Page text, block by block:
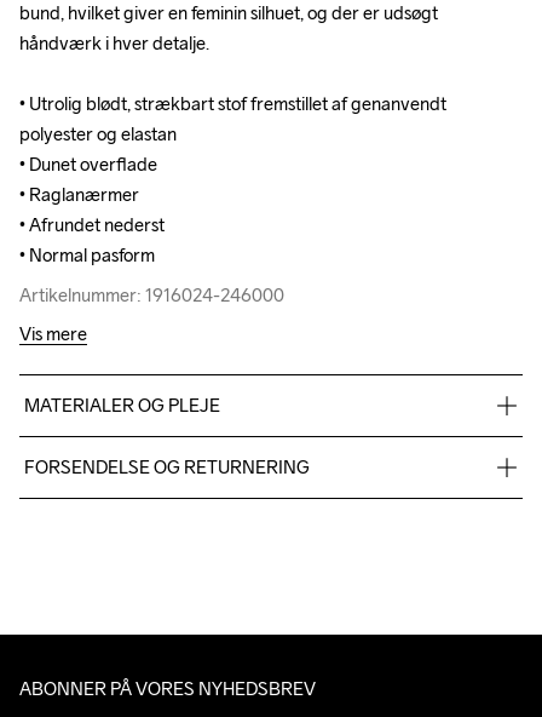
bund, hvilket giver en feminin silhuet, og der er udsøgt
håndværk i hver detalje.
• Utrolig blødt, strækbart stof fremstillet af genanvendt
polyester og elastan
• Dunet overflade
• Raglanærmer
• Afrundet nederst
• Normal pasform
Artikelnummer: 1916024-246000
bund, hvilket giver en feminin silhuet, og der er udsøgt
håndværk i hver detalje.
• Utrolig blødt, strækbart stof fremstillet af genanvendt
polyester og elastan
• Dunet overflade
• Raglanærmer
• Afrundet nederst
• Normal pasform
Artikelnummer: 1916024-246000
Vis mere
MATERIALER OG PLEJE
90% Polyester Recycled
FORSENDELSE OG RETURNERING
ABONNER PÅ VORES NYHEDSBREV